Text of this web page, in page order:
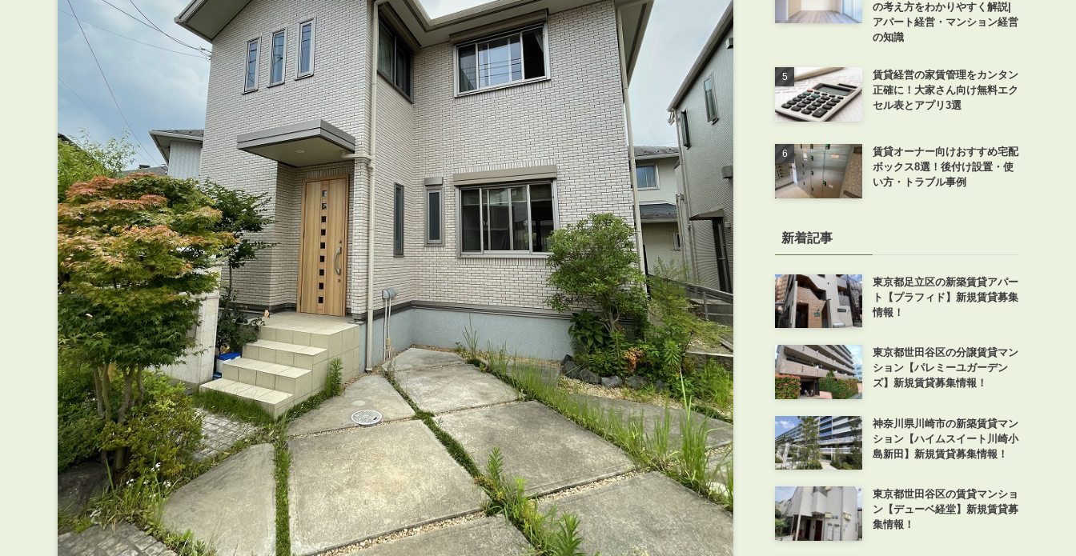
の考え方をわかりやすく解説|
アパート経営・マンション経営
の知識
賃貸経営の家賃管理をカンタン
正確に！大家さん向け無料エク
セル表とアプリ3選
賃貸オーナー向けおすすめ宅配
ボックス8選！後付け設置・使
い方・トラブル事例
新着記事
東京都足立区の新築賃貸アパー
ト【プラフィド】新規賃貸募集
情報！
東京都世田谷区の分譲賃貸マン
ション【パレミーユガーデン
ズ】新規賃貸募集情報！
神奈川県川崎市の新築賃貸マン
ション【ハイムスイート川崎小
島新田】新規賃貸募集情報！
東京都世田谷区の賃貸マンショ
ン【デューベ経堂】新規賃貸募
集情報！